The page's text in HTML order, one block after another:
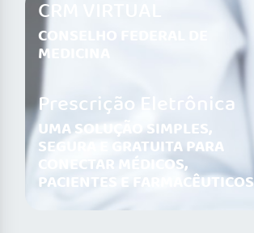
CRM VIRTUAL
CONSELHO FEDERAL DE
MEDICINA
Prescrição Eletrônica
UMA SOLUÇÃO SIMPLES,
SEGURA E GRATUITA PARA
CONECTAR MÉDICOS,
PACIENTES E